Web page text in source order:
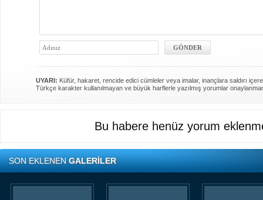
UYARI: Küfür, hakaret, rencide edici cümleler veya imalar, inançlara saldırı
Türkçe karakter kullanılmayan ve büyük harflerle yazılmış yorumlar
Bu habere henüz yorum
SON EKLENENGALERİLER